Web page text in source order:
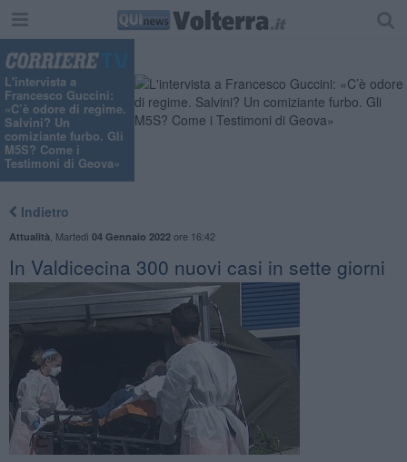
L'intervista a
Francesco Guccini:
«C’è odore di regime.
Salvini? Un
comiziante furbo. Gli
M5S? Come i
Testimoni di Geova»
Indietro
Attualità Martedì 04 Gennaio 2022ore 16:42
In Valdicecina 300 nuovi casi in sette giorni